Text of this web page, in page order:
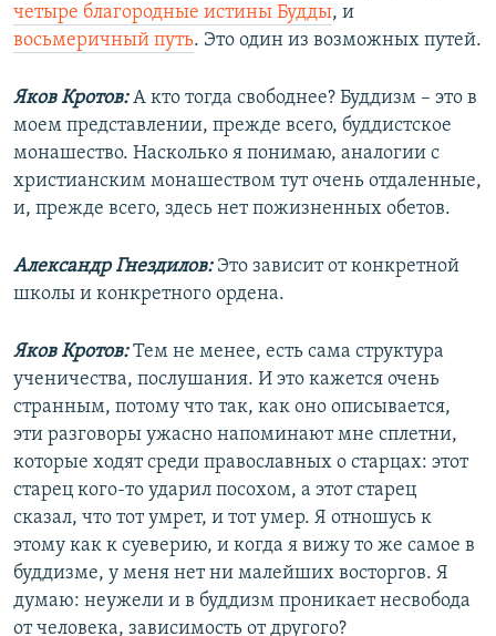
четыре благородные истины Будды, и
восьмеричный путь. Это один из возможных путей.
Яков Кротов:А кто тогда свободнее? Буддизм – это в
моем представлении, прежде всего, буддистское
монашество. Насколько я понимаю, аналогии с
христианским монашеством тут очень отдаленные,
и, прежде всего, здесь нет пожизненных обетов.
Александр Гнездилов: Это зависит от конкретной
школы и конкретного ордена.
Яков Кротов:Тем не менее, есть сама структура
ученичества, послушания. И это кажется очень
странным, потому что так, как оно описывается,
эти разговоры ужасно напоминают мне сплетни,
которые ходят среди православных о старцах: этот
старец кого-то ударил посохом, а этот старец
сказал, что тот умрет, и тот умер. Я отношусь к
этому как к суеверию, и когда я вижу то же самое в
буддизме, у меня нет ни малейших восторгов. Я
думаю: неужели и в буддизм проникает несвобода
от человека, зависимость от другого?